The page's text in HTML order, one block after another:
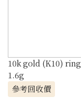
10k gold (K10) ring
1.6g
參考回收價